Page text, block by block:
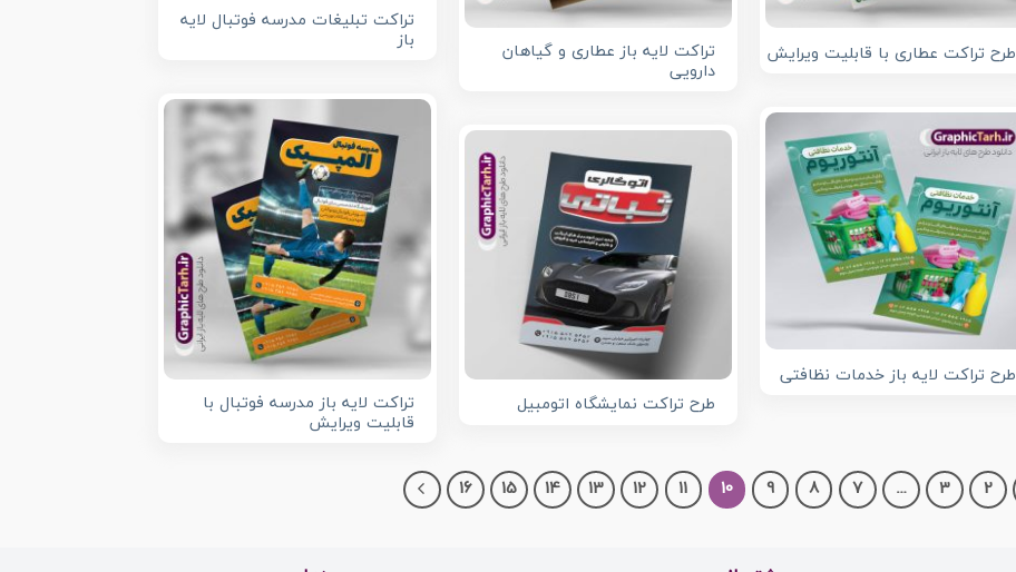
طرح تراکت عطاری با قابلیت ویرایش
تراکت لایه باز عطاری و گیاهان
دارویی
تراکت تبلیغات مدرسه فوتبال لایه
باز
تراکت لایه باز مدرسه فوتبال با
قابلیت ویرایش
طرح تراکت لایه باز خدمات نظافتی
طرح تراکت نمایشگاه اتومبیل
2
3
…
7
8
9
10
11
12
13
14
15
16